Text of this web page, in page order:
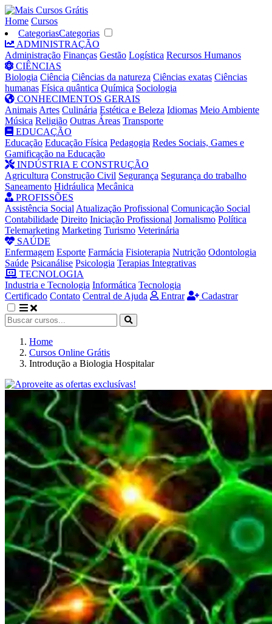
Home Cursos
CategoriasCategorias
ADMINISTRAÇÃO
Administração Finanças Gestão Logística Recursos Humanos
CIÊNCIAS
Biologia Ciência Ciências da natureza Ciências exatas Ciências
humanas Física quântica Química Sociologia
CONHECIMENTOS GERAIS
Animais Artes Culinária Estética e Beleza Idiomas Meio Ambiente
Música Religião Outras Áreas Transporte
EDUCAÇÃO
Educação Educação Física Pedagogia Redes Sociais, Games e
Gamificação na Educação
INDÚSTRIA E CONSTRUÇÃO
Agricultura Construção Civil Segurança Segurança do trabalho
Saneamento Hidráulica Mecânica
PROFISSÕES
Assistência Social Atualização Profissional Comunicação Social
Contabilidade Direito Iniciação Profissional Jornalismo Política
Telemarketing Marketing Turismo Veterinária
SAÚDE
Enfermagem Esporte Farmácia Fisioterapia Nutrição Odontologia
Saúde Psicanálise Psicologia Terapias Integrativas
TECNOLOGIA
Industria e Tecnologia Informática Tecnologia
Certificado Contato Central de Ajuda Entrar Cadastrar
Home
Cursos Online Grátis
Introdução a Biologia Hospitalar